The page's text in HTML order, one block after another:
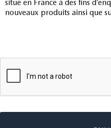
situé en France à des fins
nouveaux produits ainsi que